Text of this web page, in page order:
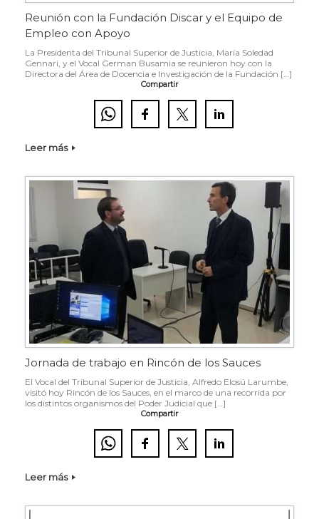
Reunión con la Fundación Discar y el Equipo de
Empleo con Apoyo
La Presidenta del Tribunal Superior de Justicia, María Soledad
Gennari, y el Vocal German Busamia se reunieron hoy con la
Directora del Área de Docencia e Investigación de la Fundación […]
Compartir
Leer más
Jornada de trabajo en Rincón de los Sauces
El Vocal del Tribunal Superior de Justicia, Alfredo Elosú Larumbe,
visitó hoy Rincón de los Sauces, en el marco de una recorrida por
los distintos organismos del Poder Judicial que […]
Compartir
Leer más